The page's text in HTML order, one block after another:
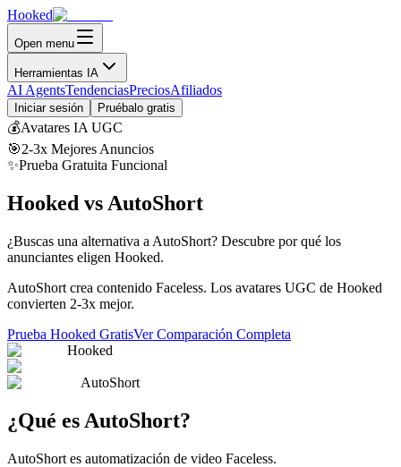
Hooked
Open menu
Herramientas IA
AI AgentsTendenciasPreciosAfiliados
Iniciar sesión Pruébalo gratis
💰Avatares IA UGC
🎯2-3x Mejores Anuncios
✨Prueba Gratuita Funcional
Hooked vs AutoShort
¿Buscas una alternativa a AutoShort? Descubre por qué los
anunciantes eligen Hooked.
AutoShort crea contenido Faceless. Los avatares UGC de Hooked
convierten 2-3x mejor.
Prueba Hooked GratisVer Comparación Completa
Hooked
AutoShort
¿Qué es AutoShort?
AutoShort es automatización de video Faceless.